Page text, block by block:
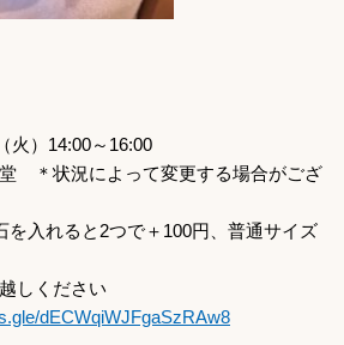
火）14:00～16:00
＊状況によって変更する場合がござ
を入れると2つで＋100円、普通サイズ
しください
dECWqiWJFgaSzRAw8